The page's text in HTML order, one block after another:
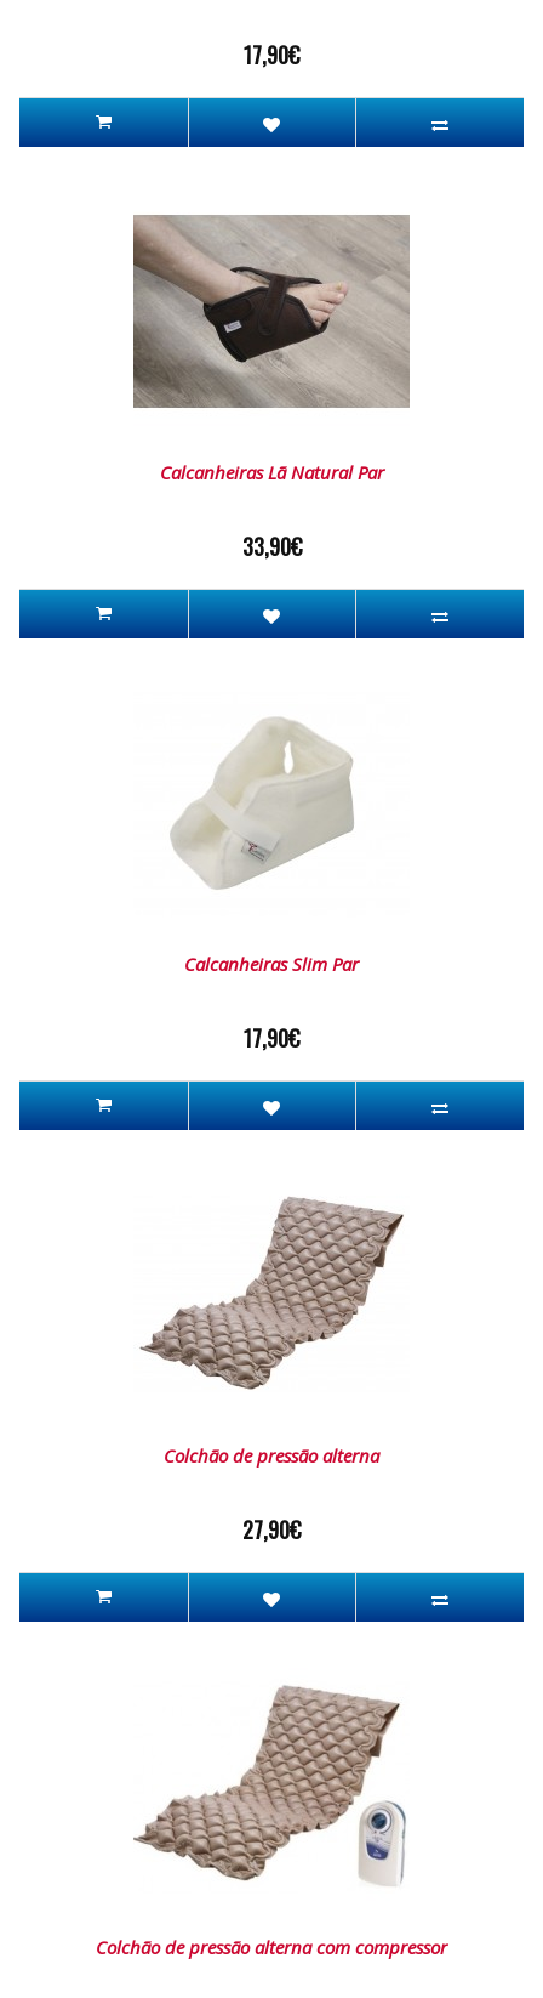
17,90€
Calcanheiras Lã Natural Par
33,90€
Calcanheiras Slim Par
17,90€
Colchão de pressão alterna
27,90€
Colchão de pressão alterna com compressor